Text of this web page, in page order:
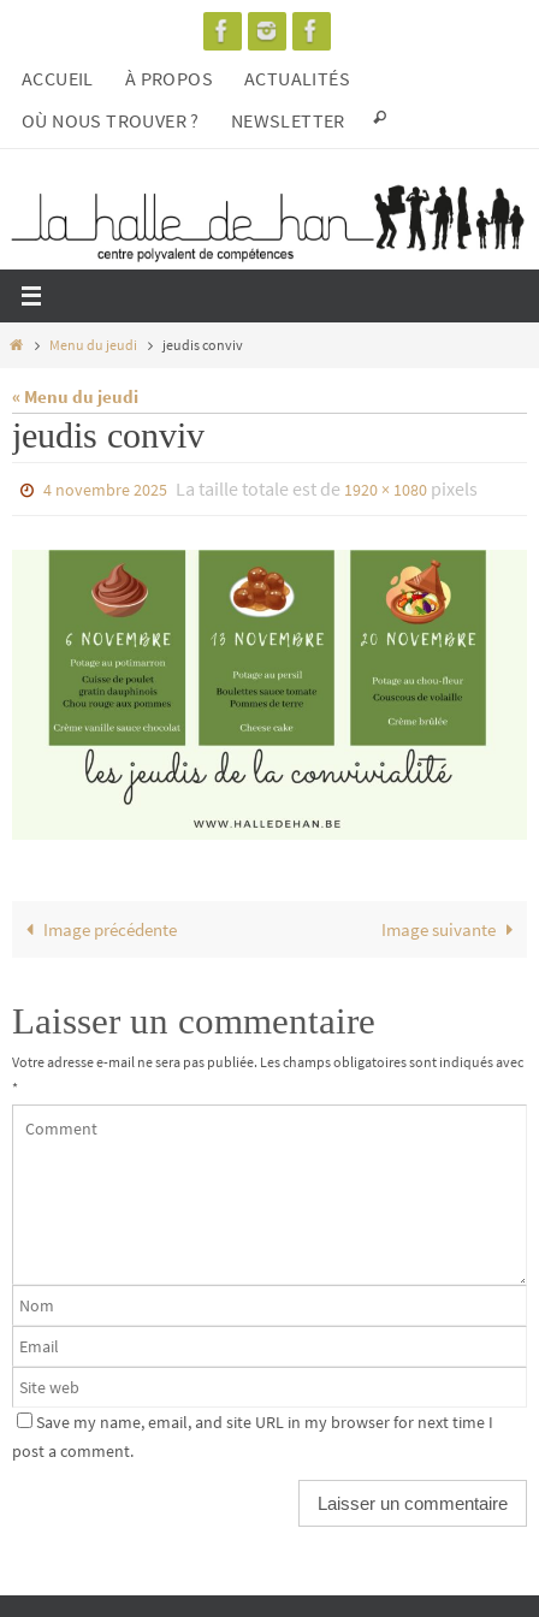
contenu
ACCUEIL À PROPOS
ACTUALITÉS
OÙ NOUS TROUVER ?
NEWSLETTER
HomeMenu du jeudi jeudis conviv
« Menu du jeudi
jeudis conviv
4 novembre 2025 La taille totale est de 1920 × 1080 pixels
Image précédente Image suivante
Laisser un commentaire
Votre adresse e-mail ne sera pas publiée. Les champs obligatoires sont indiqués avec
*
Save my name, email, and site URL in my browser for next time I
post a comment.